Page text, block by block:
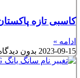
کاسبی تازه
ادامه »
2023-09-15 بدون